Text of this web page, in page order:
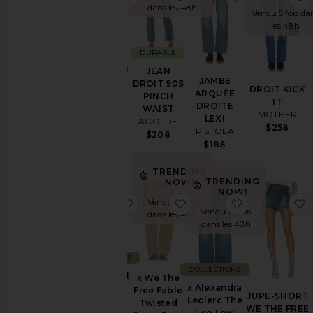
les 48h
BOOTCUT
dans les 48h
JEAN
DROIT 90S
PINCH
WAIST
AGOLDE
$208
DURABLE
JAMBE
ARQUÉE
DROITE
LEXI
PISTOLA
$188
Vendu 5 fois
les 48h
DROIT KICK
IT
MOTHER
$258
BLOUSON
COLLECTIONS
ajouter aux préférésBLOUSON
TRENDING
NOW!
Vendu 12 fois
dans les 48h
x We The
Free Fable
Twisted
ajouter aux préférésx
TRENDING
NOW!
Vendu 12 fois
dans les 48h
x Alexandra
Leclerc The
COLLECTIONS
ajouter aux
JUPE-SHORT
WE THE FREE